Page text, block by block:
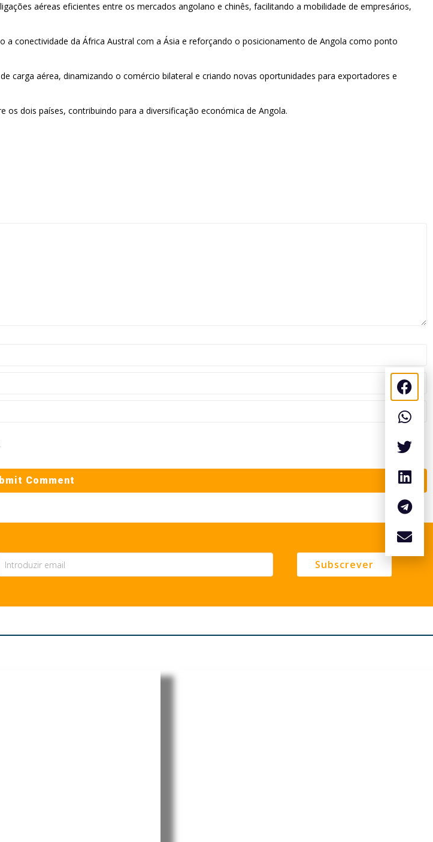
aéreas eficientes entre os mercados angolano e chinês, facilitando a mobilidade de empresários,
conectividade da África Austral com a Ásia e reforçando o posicionamento de Angola como ponto
carga aérea, dinamizando o comércio bilateral e criando novas oportunidades para exportadores e
dois países, contribuindo para a diversificação económica de Angola.
Subscrever